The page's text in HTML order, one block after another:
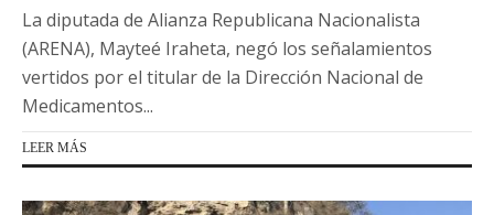
La diputada de Alianza Republicana Nacionalista
(ARENA), Mayteé Iraheta, negó los señalamientos
vertidos por el titular de la Dirección Nacional de
Medicamentos...
LEER MÁS